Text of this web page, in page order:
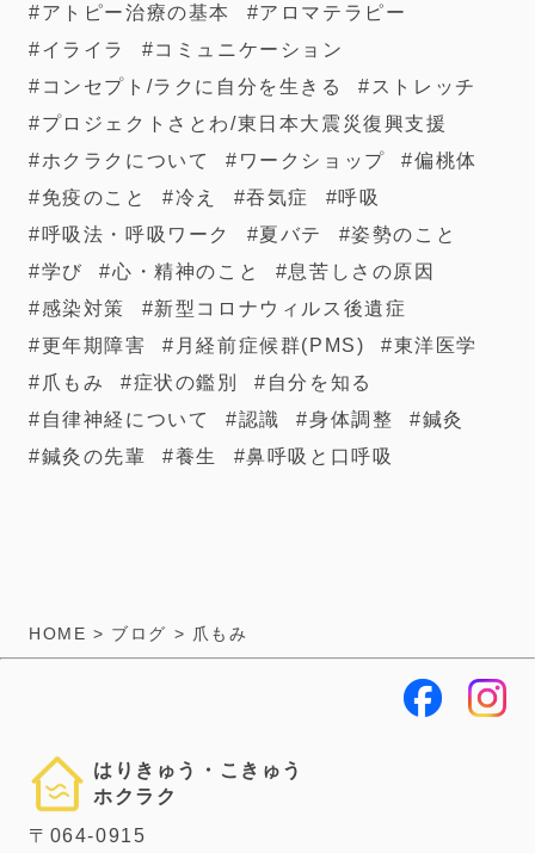
アトピー治療の基本
アロマテラピー
イライラ
コミュニケーション
コンセプト/ラクに自分を生きる
ストレッチ
プロジェクトさとわ/東日本大震災復興支援
ホクラクについて
ワークショップ
偏桃体
免疫のこと
冷え 吞気症
呼吸
呼吸法・呼吸ワーク
夏バテ
姿勢のこと
学び
心・精神のこと
息苦しさの原因
感染対策
新型コロナウィルス後遺症
更年期障害
月経前症候群(PMS)
東洋医学
爪もみ
症状の鑑別
自分を知る
自律神経について
認識 身体調整
鍼灸
鍼灸の先輩
養生 鼻呼吸と口呼吸
HOME > ブログ > 爪もみ
はりきゅう・こきゅう
ホクラク
〒064-0915